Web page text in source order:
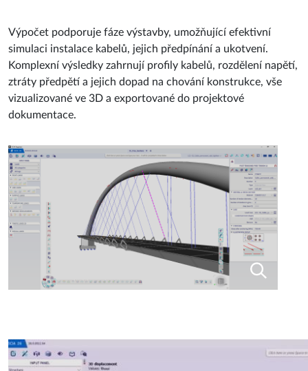
Výpočet podporuje fáze výstavby, umožňující efektivní
simulaci instalace kabelů, jejich předpínání a ukotvení.
Komplexní výsledky zahrnují profily kabelů, rozdělení napětí,
ztráty předpětí a jejich dopad na chování konstrukce, vše
vizualizované ve 3D a exportované do projektové
dokumentace.